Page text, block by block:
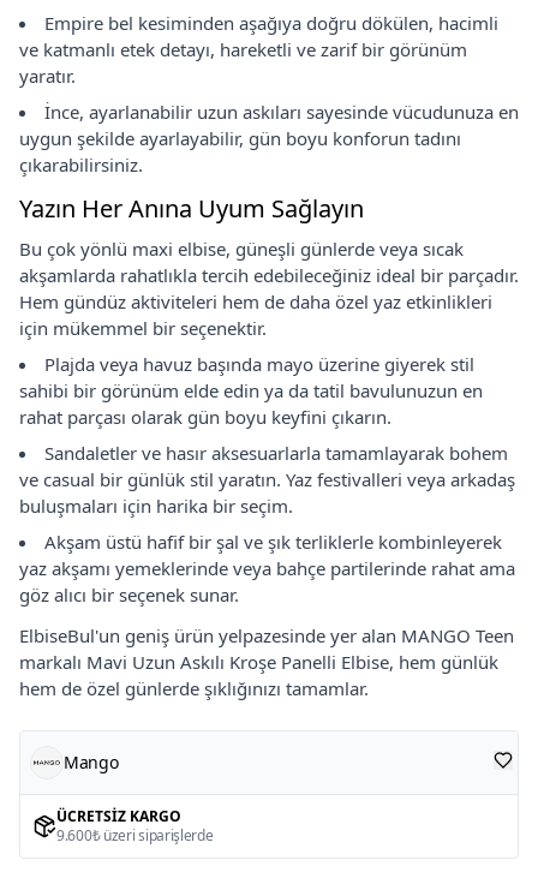
Empire bel kesiminden aşağıya doğru dökülen, hacimli
ve katmanlı etek detayı, hareketli ve zarif bir görünüm
yaratır.
İnce, ayarlanabilir uzun askıları sayesinde vücudunuza en
uygun şekilde ayarlayabilir, gün boyu konforun tadını
çıkarabilirsiniz.
Yazın Her Anına Uyum Sağlayın
Bu çok yönlü maxi elbise, güneşli günlerde veya sıcak
akşamlarda rahatlıkla tercih edebileceğiniz ideal bir parçadır.
Hem gündüz aktiviteleri hem de daha özel yaz etkinlikleri
için mükemmel bir seçenektir.
Plajda veya havuz başında mayo üzerine giyerek stil
sahibi bir görünüm elde edin ya da tatil bavulunuzun en
rahat parçası olarak gün boyu keyfini çıkarın.
Sandaletler ve hasır aksesuarlarla tamamlayarak bohem
ve casual bir günlük stil yaratın. Yaz festivalleri veya arkadaş
buluşmaları için harika bir seçim.
Akşam üstü hafif bir şal ve şık terliklerle kombinleyerek
yaz akşamı yemeklerinde veya bahçe partilerinde rahat ama
göz alıcı bir seçenek sunar.
ElbiseBul'un geniş ürün yelpazesinde yer alan MANGO Teen
markalı Mavi Uzun Askılı Kroşe Panelli Elbise, hem günlük
hem de özel günlerde şıklığınızı tamamlar.
Mango
ÜCRETSIZ KARGO
9.600₺ üzeri siparişlerde